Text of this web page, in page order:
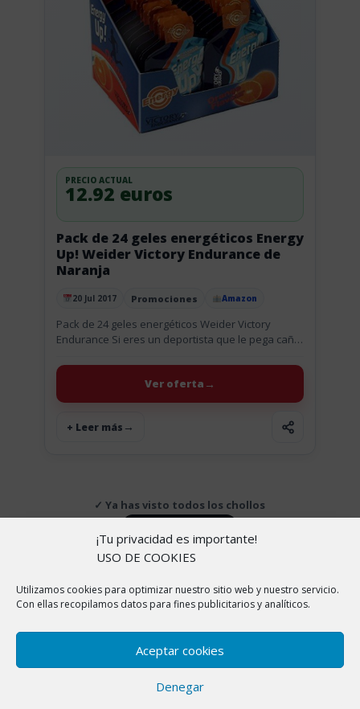
¡Tu privacidad es importante!
USO DE COOKIES
Utilizamos cookies para optimizar nuestro sitio web y nuestro servicio.
Con ellas recopilamos datos para fines publicitarios y analíticos.
Aceptar cookies
Denegar
Publicado el
20 Jul 2017 Promociones Amazon
Pack de 24 geles energéticos Energy
Up! Weider Victory Endurance de
Naranja
PRECIO ACTUAL
12.92 euros
Pack de 24 geles energéticos Weider Victory
Endurance Si eres un deportista que le pega caña
de...
+ Leer más
Ver oferta
✓ Ya has visto todos los chollos
Copyright © 2026 |Aviso Legal|Política de
cookies|Política de Privacidad|Sobre nosotros
En ChollitosChollazos.com participamos en programas
de afiliación de AliExpress, Amazon y otras
plataformas. Esto significa que si haces clic en algunos